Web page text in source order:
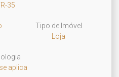
35
Tipo de Imóvel
Loja
aplica